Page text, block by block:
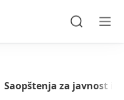
Saopštenja za javnost i